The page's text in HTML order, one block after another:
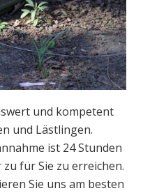
und kompetent
und Lästlingen.
uns am besten